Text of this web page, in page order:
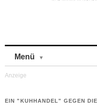
Menü
EIN "KUHHANDEL" GEGEN